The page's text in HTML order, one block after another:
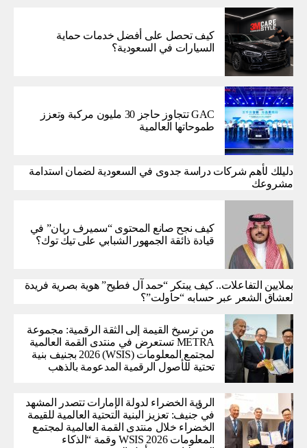
كيف تحصل على أفضل خدمات حماية
السيارات في السعودية؟
GAC تتجاوز حاجز 30 مليون مركبة وتعزز
طموحاتها العالمية
دليلك لأهم شركات دراسة جدوى في السعودية لضمان استدامة
مشروعك
كيف نجح صانع المحتوى “سميرف ريان” في
قيادة ذائقة الجمهور الشبابي على تيك توك؟
بملايين التفاعلات.. كيف يبتكر “حمد آل فطيح” هوية بصرية فريدة
لعشاق الشعر عبر حسابه “حاولت”؟
من ترسيخ القيمة إلى الثقة الرقمية: مجموعة
METRA تستعرض في منتدى القمة العالمية
لمجتمع المعلومات (WSIS) 2026 بجنيف بنية
تحتية للأصول الرقمية المدعومة بالذهب
الرؤية الخضراء لدولة الإمارات تتصدر المشهد
في جنيف: تعزيز البنية التحتية العالمية للقيمة
الخضراء خلال منتدى القمة العالمية لمجتمع
المعلومات WSIS 2026 وقمة “الذكاء